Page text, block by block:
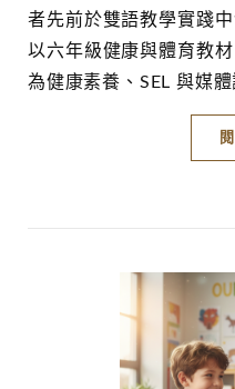
者先前於雙語教學實踐
以六年級健康與體育教
為健康素養、SEL 與媒